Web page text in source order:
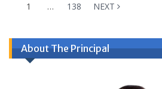
1 … 138 NEXT
About The Principal